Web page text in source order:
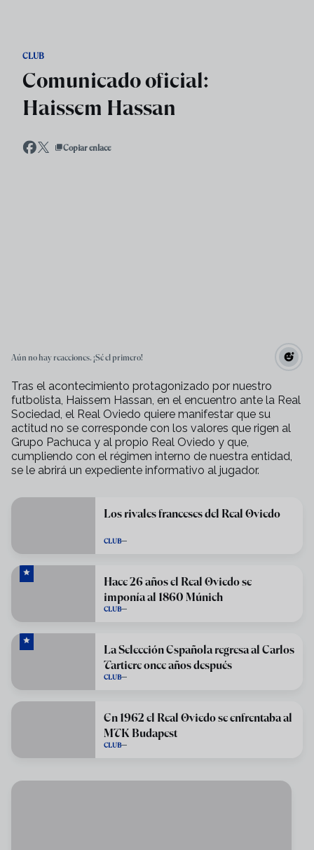
CLUB
Comunicado oficial:
Haissem Hassan
Copiar enlace
Aún no hay reacciones. ¡Sé el primero!
Tras el acontecimiento protagonizado por nuestro
futbolista, Haissem Hassan, en el encuentro ante la Real
Sociedad, el Real Oviedo quiere manifestar que su
actitud no se corresponde con los valores que rigen al
Grupo Pachuca y al propio Real Oviedo y que,
cumpliendo con el régimen interno de nuestra entidad,
se le abrirá un expediente informativo al jugador.
Los rivales franceses del Real Oviedo
CLUB
Hace 26 años el Real Oviedo se
imponía al 1860 Múnich
CLUB
La Selección Española regresa al Carlos
Tartiere once años después
CLUB
En 1962 el Real Oviedo se enfrentaba al
MTK Budapest
CLUB